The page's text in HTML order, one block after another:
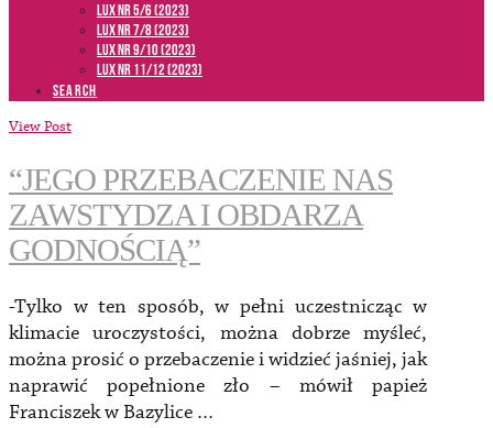
LUX NR 5/6 (2023)
LUX NR 7/8 (2023)
LUX NR 9/10 (2023)
LUX NR 11/12 (2023)
SEARCH
View Post
“JEGO PRZEBACZENIE NAS
ZAWSTYDZA I OBDARZA
GODNOŚCIĄ”
-Tylko w ten sposób, w pełni uczestnicząc w
klimacie uroczystości, można dobrze myśleć,
można prosić o przebaczenie i widzieć jaśniej, jak
naprawić popełnione zło – mówił papież
Franciszek w Bazylice …